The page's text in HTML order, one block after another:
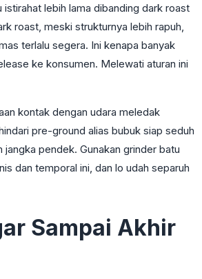
lebih lama dibanding dark roast
roast, meski strukturnya lebih rapuh,
terlalu segera. Ini kenapa banyak
ke konsumen. Melewati aturan ini
kontak dengan udara meledak
pre-ground alias bubuk siap seduh
pendek. Gunakan grinder batu
dan temporal ini, dan lo udah separuh
Sampai Akhir